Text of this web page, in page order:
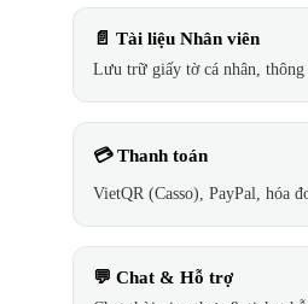
📄 Tài liệu Nhân viên
Lưu trữ giấy tờ cá nhân, thông
💳 Thanh toán
VietQR (Casso), PayPal, hóa
💬 Chat & Hỗ trợ